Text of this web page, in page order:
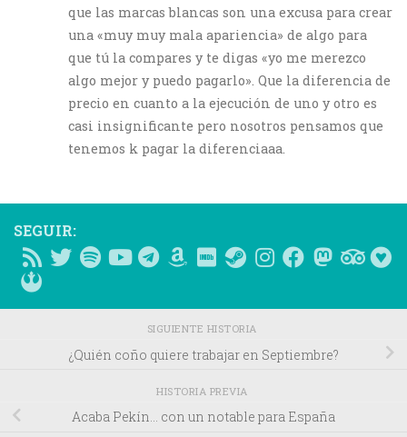
que las marcas blancas son una excusa para crear
una «muy muy mala apariencia» de algo para
que tú la compares y te digas «yo me merezco
algo mejor y puedo pagarlo». Que la diferencia de
precio en cuanto a la ejecución de uno y otro es
casi insignificante pero nosotros pensamos que
tenemos k pagar la diferenciaaa.
SEGUIR:
SIGUIENTE HISTORIA
¿Quién coño quiere trabajar en Septiembre?
HISTORIA PREVIA
Acaba Pekín… con un notable para España